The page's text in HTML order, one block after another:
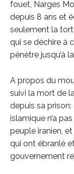
fouet, Narges
depuis 8 ans et
seulement la
qui se déchire à
pénètre jusqu’à
A propos du
suivi la mort de
depuis sa
islamique n’a
peuple iranien,
qui ont ébranlé
gouvernement